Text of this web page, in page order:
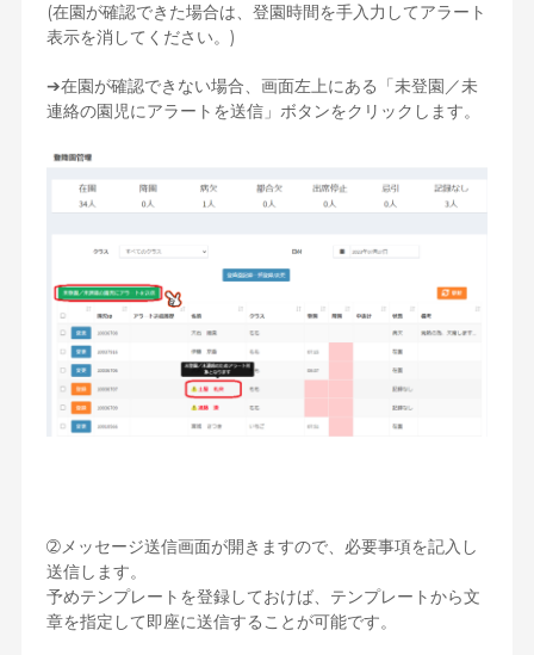
(在園が確認できた場合は、登園時間を手入力してアラート
表示を消してください。)
➔在園が確認できない場合、画面左上にある「未登園／未
連絡の園児にアラートを送信」ボタンをクリックします。
➁メッセージ送信画面が開きますので、必要事項を記入し
送信します。
予めテンプレートを登録しておけば、テンプレートから文
章を指定して即座に送信することが可能です。